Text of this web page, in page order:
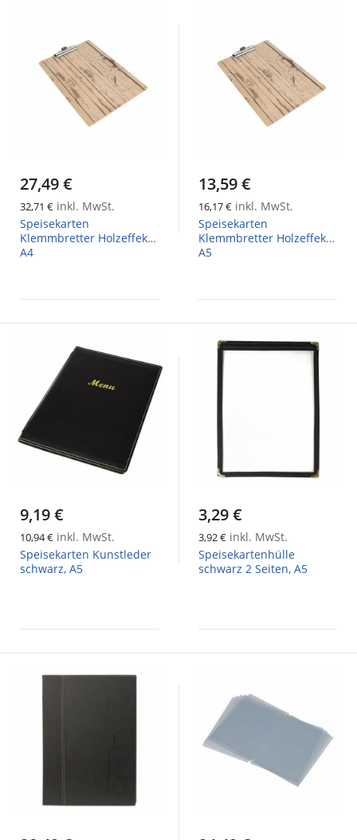
27,49 €
32,71 € inkl. MwSt.
Speisekarten
Klemmbretter Holzeffekt,
A4
13,59 €
16,17 € inkl. MwSt.
Speisekarten
Klemmbretter Holzeffekt,
A5
9,19 €
10,94 € inkl. MwSt.
Speisekarten Kunstleder
schwarz, A5
3,29 €
3,92 € inkl. MwSt.
Speisekartenhülle
schwarz 2 Seiten, A5